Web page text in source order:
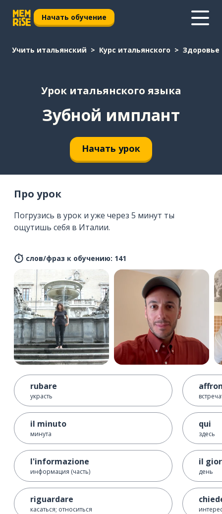
Начать обучение
Учить итальянский Курс итальянского Здоровье
Урок итальянского языка
Зубной имплант
Начать урок
Про урок
Погрузись в урок и уже через 5 минут ты
ощутишь себя в Италии.
слов/фраз к обучению: 141
rubare
украсть
il minuto
минута
l'informazione
информация (часть)
riguardare
касаться; относиться
qui
здесь
il
день